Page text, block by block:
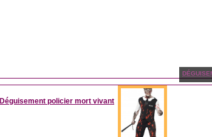
Déguisement policier mort vivant